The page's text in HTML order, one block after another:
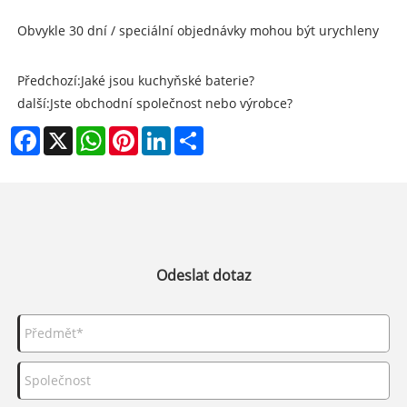
Obvykle 30 dní / speciální objednávky mohou být urychleny
Předchozí:Jaké jsou kuchyňské baterie?
další:Jste obchodní společnost nebo výrobce?
Facebook
X WhatsAppPinterestLinkedIn
Odeslat dotaz